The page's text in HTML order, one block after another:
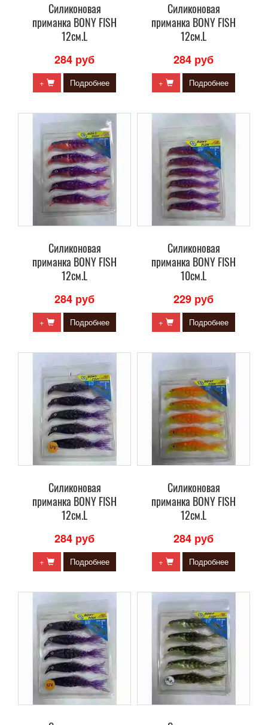
Силиконовая
приманка BONY FISH
12см.L
284 руб
+ Подробнее
Силиконовая
приманка BONY FISH
12см.L
284 руб
+ Подробнее
Силиконовая
приманка BONY FISH
12см.L
284 руб
+ Подробнее
Силиконовая
приманка BONY FISH
10см.L
229 руб
+ Подробнее
Силиконовая
приманка BONY FISH
12см.L
284 руб
+ Подробнее
Силиконовая
приманка BONY FISH
12см.L
284 руб
+ Подробнее